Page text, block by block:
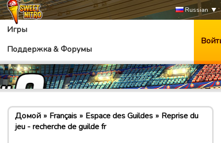
Russian
Игры
Поддержка & Форумы
Домой Français Espace des Guildes
Reprise du
jeu - recherche de guilde fr